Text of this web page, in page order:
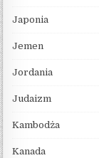
Japonia
Jemen
Jordania
Judaizm
Kambodża
Kanada